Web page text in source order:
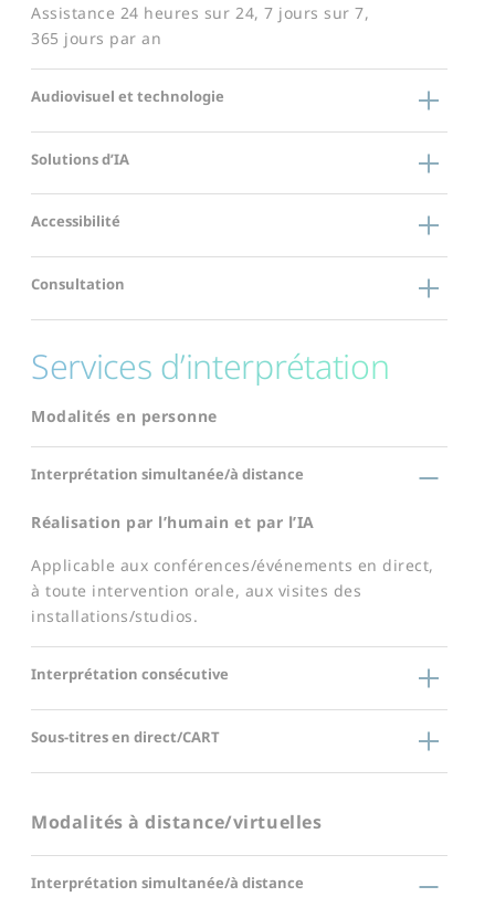
Assistance 24 heures sur 24, 7 jours sur 7,
365 jours par an
Audiovisuel et technologie
Solutions d’IA
Accessibilité
Consultation
Services d’interprétation
Modalités en personne
Interprétation simultanée/à distance
Réalisation par l’humain et par l’IA
Applicable aux conférences/événements en direct,
à toute intervention orale, aux visites des
installations/studios.
Interprétation consécutive
Sous-titres en direct/CART
Modalités à distance/virtuelles
Interprétation simultanée/à distance